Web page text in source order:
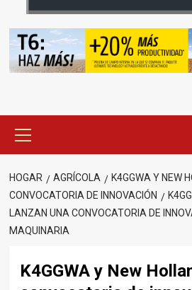
principal
HOGAR AGRÍCOLA
K4GGWA Y NEW
CONVOCATORIA DE INNOVACIÓN
LANZAN UNA CONVOCATORIA DE
MAQUINARIA
K4GGWA y New